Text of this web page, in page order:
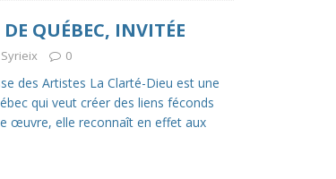
QUÉBEC, INVITÉE
0
des Artistes La Clarté-Dieu est une
qui veut créer des liens féconds
œuvre, elle reconnaît en effet aux